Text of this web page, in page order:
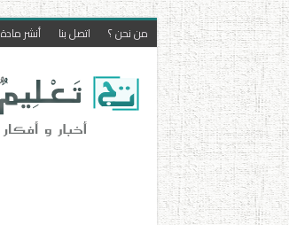
من نحن ؟ اتصل بنا أنشر مادة